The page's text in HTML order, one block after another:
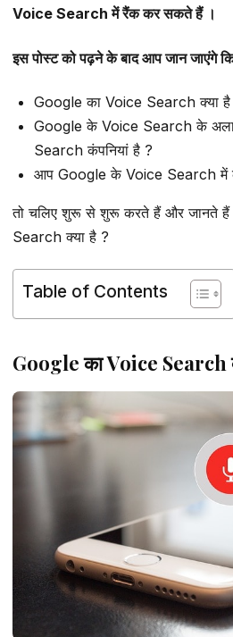
Voice Search में रैंक कर सकते हैं ।
इस पोस्ट को पढ़ने के बाद आप जान जाएंगे
Google का Voice Search क्या है
Google के Voice Search के
Search कंपनियां है ?
आप Google के Voice Search
तो चलिए शुरू से शुरू करते हैं और जानते
Search क्या है ?
Table of Contents
Google का Voice Search